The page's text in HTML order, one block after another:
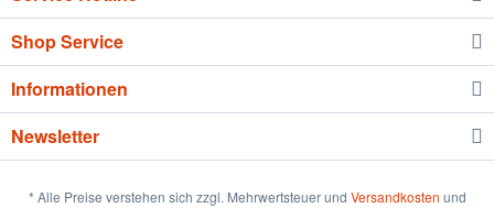
Shop Service
Informationen
Newsletter
* Alle Preise verstehen sich zzgl. Mehrwertsteuer und Versandkosten und